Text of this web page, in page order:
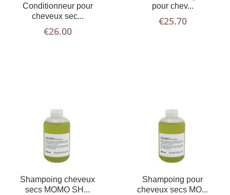
Conditionneur pour
cheveux sec...
€26.00
pour chev...
€25.70
Shampoing cheveux
secs MOMO SH...
PANIER
D'INFOS
Shampoing pour
cheveux secs MO...
PANIER
D'INFOS
AJOUTER AU
PANIER
PLUS
D'INFOS